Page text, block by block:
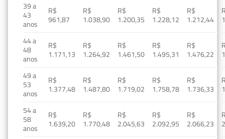
39 a
43
anos
R$
961,87
R$
1.038,90
R$
1.200,35
R$
1.228,12
R$
1.212,44
44 a
48
anos
R$
1.171,13
R$
1.264,92
R$
1.461,50
R$
1.495,31
R$
1.476,22
49 a
53
anos
R$
1.377,48
R$
1.487,80
R$
1.719,02
R$
1.758,78
R$
1.736,33
54 a
58
anos
R$
1.639,20
R$
1.770,48
R$
2.045,63
R$
2.092,95
R$
2.066,23